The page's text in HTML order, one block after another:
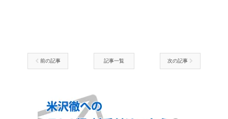
前の記事 記事一覧 次の記事